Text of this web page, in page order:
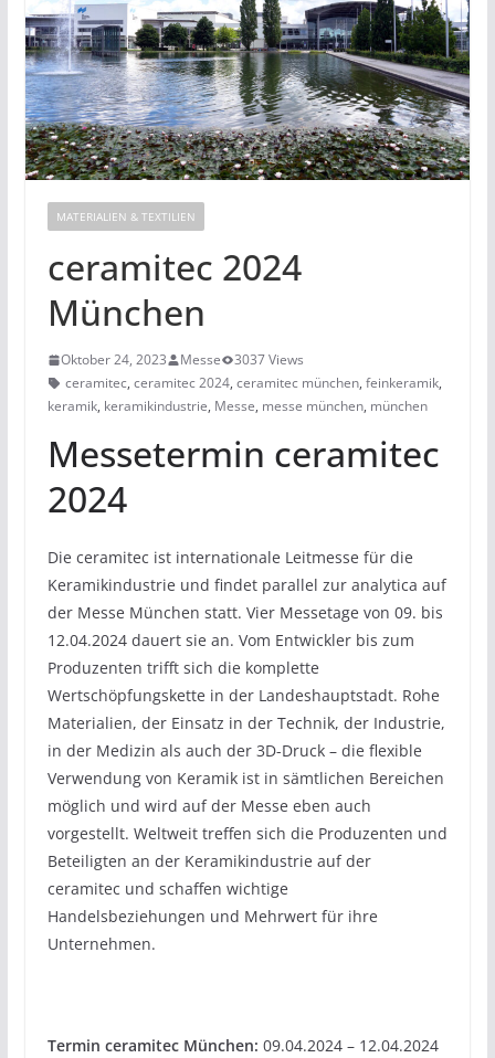
MATERIALIEN & TEXTILIEN
ceramitec 2024
München
Oktober 24, 2023 Messe
3037 Views
ceramitec, ceramitec 2024, ceramitec münchen, feinkeramik,
keramik, keramikindustrie, Messe, messe münchen, münchen
Messetermin ceramitec
2024
Die ceramitec ist internationale Leitmesse für die
Keramikindustrie und findet parallel zur analytica auf
der Messe München statt. Vier Messetage von 09. bis
12.04.2024 dauert sie an. Vom Entwickler bis zum
Produzenten trifft sich die komplette
Wertschöpfungskette in der Landeshauptstadt. Rohe
Materialien, der Einsatz in der Technik, der Industrie,
in der Medizin als auch der 3D-Druck – die flexible
Verwendung von Keramik ist in sämtlichen Bereichen
möglich und wird auf der Messe eben auch
vorgestellt. Weltweit treffen sich die Produzenten und
Beteiligten an der Keramikindustrie auf der
ceramitec und schaffen wichtige
Handelsbeziehungen und Mehrwert für ihre
Unternehmen.
Termin ceramitec München: 09.04.2024 – 12.04.2024